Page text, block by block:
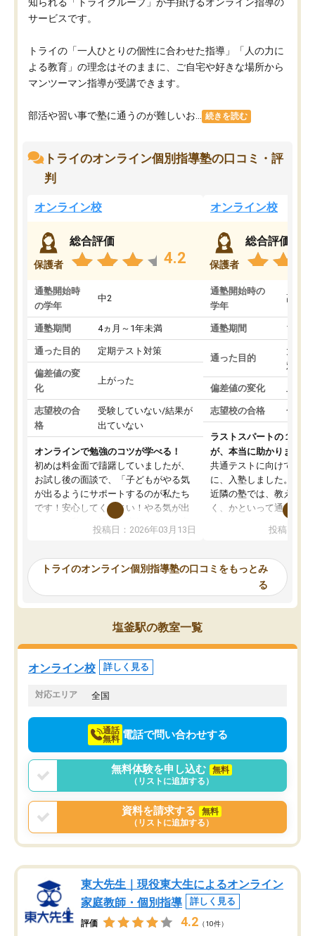
サービスです。
トライの「一人ひとりの個性に合わせた指導」「人の力に
よる教育」の理念はそのままに、ご自宅や好きな場所から
マンツーマン指導が受講できます。
部活や習い事で塾に通うのが難しいお... 続きを読む
トライのオンライン個別指導塾の口コミ・評
判
オンライン校
保護者
総合評価
4.2
通塾開始時
の学年
中2
通塾期間 4ヵ月～1年未満
通った目的 定期テスト対策
偏差値の変
化
上がった
志望校の合
格
受験していない/結果が
出ていない
オンラインで勉強のコツが学べる！
初めは料金面で躊躇していましたが、
お試し後の面談で、「子どもがやる気
が出るようにサポートするのが私たち
です！安心してください！やる気が出
ないのは私たち講師の責任です」と言
ってくださり、確かに！と考えて、思
ったんですが、学生の先生から学ぶこ
み、徐々に成績が上がったらいいなと
思っていました。何が今足りないのか
を的確に指導いただき、子どももびっ
くりするほど楽しんでやる気を持って
塾を受けています。狙い通り、少しず
つ成績も上がり、苦手意識も無くなっ
てきたので、さらに苦手な数学も追加
でお願いしました。来年の高校受験に
投稿日：2026年03月13日
オンライン校
保護者
総合評価
通塾開始時の
学年
高3
通塾期間 1～3
通った目的
大学
対策
偏差値の変化 上が
志望校の合格 合格
ラストスパートの１か月
が、本当に助かりました
共通テストに向けての追
に、入塾しました。田舎
近隣の塾では、教えても
く、かといって通うには
可能なので本当に助か
らないところをピンポイ
頂いて、とてもわかり
していました。一生を
スト、多少お金がかかっ
投稿日：
トライのオンライン個別指導塾の口コミをもっとみ
る
塩釜駅の教室一覧
オンライン校 詳しく見る
対応エリア 全国
通話
無料 電話で問い合わせする
無料体験を申し込む
無料
（リストに追加する）
資料を請求する
無料
（リストに追加する）
東大先生｜現役東大生によるオンライン
家庭教師・個別指導
詳しく見る
評価 4.2 （10件）